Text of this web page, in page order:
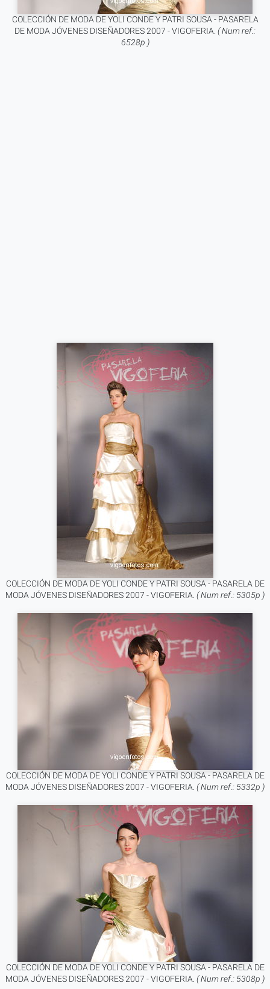
COLECCIÓN DE MODA DE YOLI CONDE Y PATRI SOUSA - PASARELA
DE MODA JÓVENES DISEÑADORES 2007 - VIGOFERIA. ( Num ref.:
6528p )
COLECCIÓN DE MODA DE YOLI CONDE Y PATRI SOUSA - PASARELA DE
MODA JÓVENES DISEÑADORES 2007 - VIGOFERIA. ( Num ref.: 5305p )
COLECCIÓN DE MODA DE YOLI CONDE Y PATRI SOUSA - PASARELA DE
MODA JÓVENES DISEÑADORES 2007 - VIGOFERIA. ( Num ref.: 5332p )
COLECCIÓN DE MODA DE YOLI CONDE Y PATRI SOUSA - PASARELA DE
MODA JÓVENES DISEÑADORES 2007 - VIGOFERIA. ( Num ref.: 5308p )